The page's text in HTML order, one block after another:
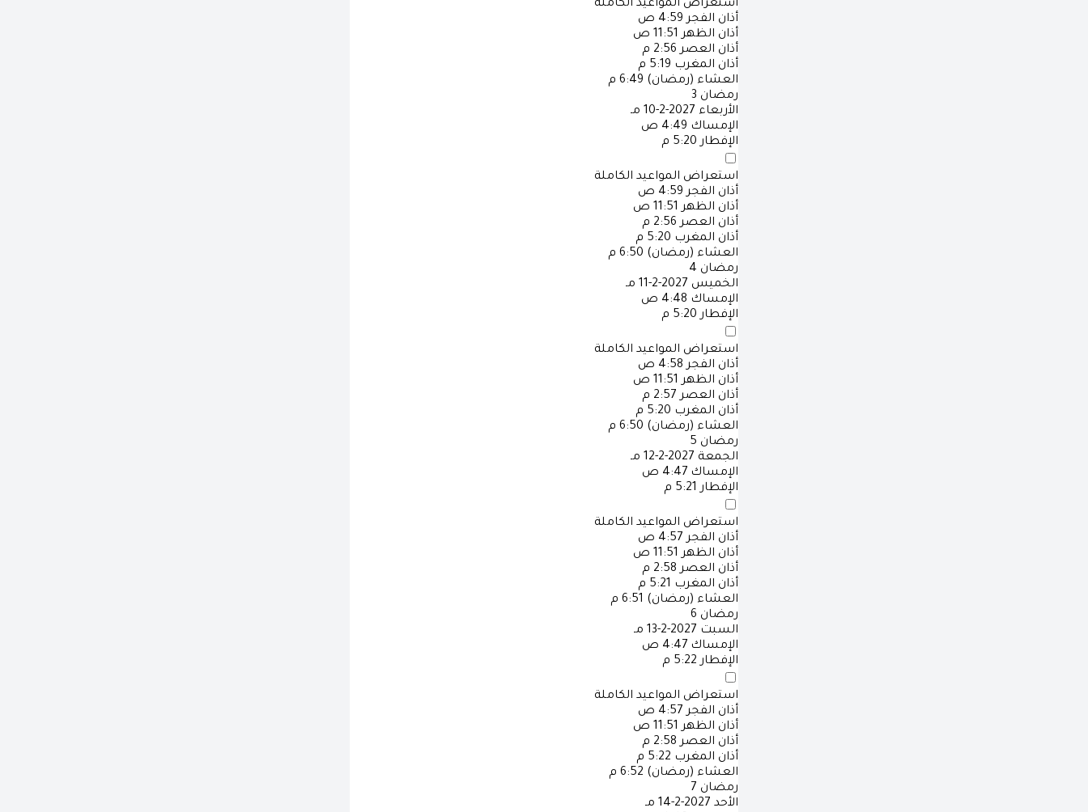
استعراض المواعيد الكاملة
أذان الفجر 4:59 ص
أذان الظهر 11:51 ص
أذان العصر 2:56 م
أذان المغرب 5:19 م
العشاء (رمضان) 6:49 م
رمضان 3
الأربعاء 2027-2-10 مـ
الإمساك 4:49 ص
الإفطار 5:20 م
استعراض المواعيد الكاملة
أذان الفجر 4:59 ص
أذان الظهر 11:51 ص
أذان العصر 2:56 م
أذان المغرب 5:20 م
العشاء (رمضان) 6:50 م
رمضان 4
الخميس 2027-2-11 مـ
الإمساك 4:48 ص
الإفطار 5:20 م
استعراض المواعيد الكاملة
أذان الفجر 4:58 ص
أذان الظهر 11:51 ص
أذان العصر 2:57 م
أذان المغرب 5:20 م
العشاء (رمضان) 6:50 م
رمضان 5
الجمعة 2027-2-12 مـ
الإمساك 4:47 ص
الإفطار 5:21 م
استعراض المواعيد الكاملة
أذان الفجر 4:57 ص
أذان الظهر 11:51 ص
أذان العصر 2:58 م
أذان المغرب 5:21 م
العشاء (رمضان) 6:51 م
رمضان 6
السبت 2027-2-13 مـ
الإمساك 4:47 ص
الإفطار 5:22 م
استعراض المواعيد الكاملة
أذان الفجر 4:57 ص
أذان الظهر 11:51 ص
أذان العصر 2:58 م
أذان المغرب 5:22 م
العشاء (رمضان) 6:52 م
رمضان 7
الأحد 2027-2-14 مـ